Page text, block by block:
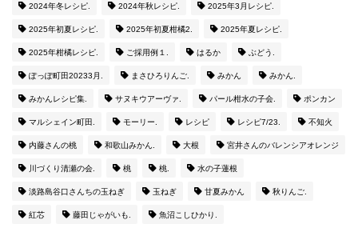
2024年冬レシピ. 2024年秋レシピ. 2025年3月レシピ.
2025年初夏レシピ. 2025年初夏柑橘2. 2025年夏レシピ.
2025年柑橘レシピ. ご採用例１. はるか ぶどう.
ぽっぽ町田20233月. まさひろりんご. みかん みかん.
みかんレシピ集. サヌキウアーヴァ. パール柑水の子会. ポンカン
マルシェイン町田. モーリー. レシピ レシピ7/23. 不知火
内藤さんの桃 和歌山みかん. 大根 宮井さんのバレンシアオレンジ
川づくり清瀬の会. 桃 桃. 水の子蓮根
淡路島谷口さんちの玉ねぎ 玉ねぎ 甘夏みかん 秋りんご.
紅芯 藤田じゃがいも. 魚沼こしひかり.